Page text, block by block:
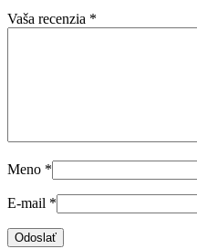
Vaša recenzia *
Meno *
E-mail *